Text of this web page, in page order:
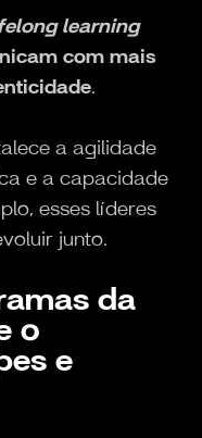
learning
com mais
.
a agilidade
e a capacidade
esses líderes
junto.
da
o
e